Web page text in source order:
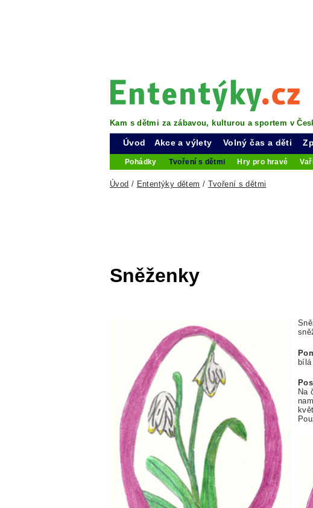
Kam s dětmi za zábavou, kulturou a sportem v
Úvod Akce a výlety Volný čas a děti
Pohádky Tvoření s dětmi Hry pro hravé
Úvod / Ententýky dětem / Tvoření s dětmi
Sněženky
bílá
Na